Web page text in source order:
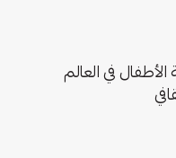
في العالم